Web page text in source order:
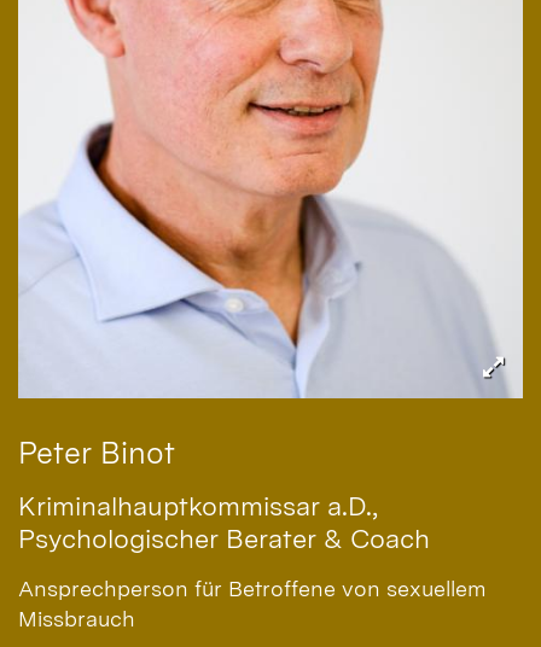
Peter Binot
Kriminalhauptkommissar a.D.,
Psychologischer Berater & Coach
Ansprechperson für Betroffene von sexuellem
Missbrauch